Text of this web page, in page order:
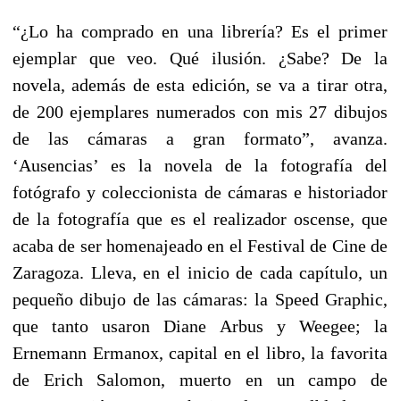
“¿Lo ha comprado en una librería? Es el primer
ejemplar que veo. Qué ilusión. ¿Sabe? De la
novela, además de esta edición, se va a tirar otra,
de 200 ejemplares numerados con mis 27 dibujos
de las cámaras a gran formato”, avanza.
‘Ausencias’ es la novela de la fotografía del
fotógrafo y coleccionista de cámaras e historiador
de la fotografía que es el realizador oscense, que
acaba de ser homenajeado en el Festival de Cine de
Zaragoza. Lleva, en el inicio de cada capítulo, un
pequeño dibujo de las cámaras: la Speed Graphic,
que tanto usaron Diane Arbus y Weegee; la
Ernemann Ermanox, capital en el libro, la favorita
de Erich Salomon, muerto en un campo de